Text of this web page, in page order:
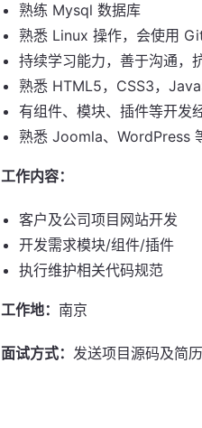
熟练 Mysql 数据库
熟悉 Linux 操作，会使用
持续学习能力，善于沟通，
熟悉 HTML5，CSS3，
有组件、模块、插件等开发
熟悉 Joomla、WordPress
工作内容：
客户及公司项目网站开发
开发需求模块/组件/插件
执行维护相关代码规范
工作地： 南京
面试方式： 发送项目源码及简历